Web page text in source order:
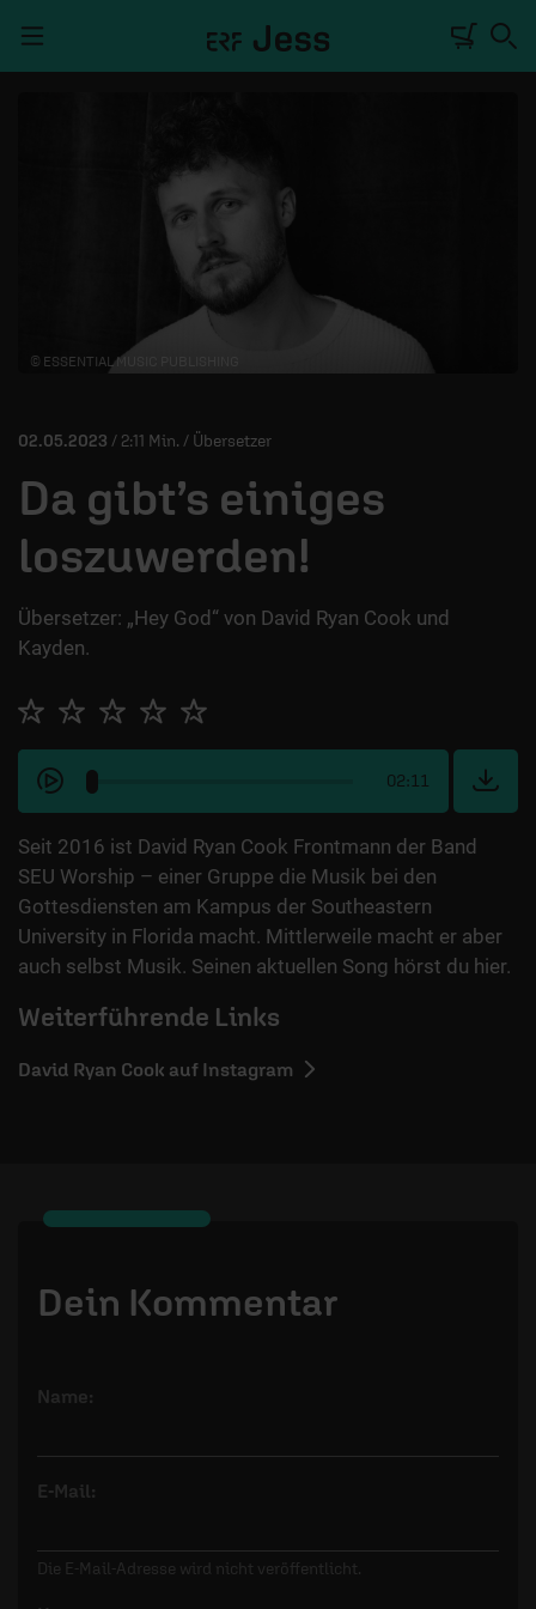
MITMACHEN
ÜBER UNS
© ESSENTIAL MUSIC PUBLISHING
02.05.2023 / 2:11 Min. / Übersetzer
Da gibt’s einiges
loszuwerden!
Übersetzer: „Hey God“ von David Ryan Cook und
Kayden.
02:11
Seit 2016 ist David Ryan Cook Frontmann der Band
SEU Worship – einer Gruppe die Musik bei den
Gottesdiensten am Kampus der Southeastern
University in Florida macht. Mittlerweile macht er aber
auch selbst Musik. Seinen aktuellen Song hörst du hier.
Weiterführende Links
David Ryan Cook auf Instagram
Dein Kommentar
Name:
E-Mail:
Die E-Mail-Adresse wird nicht veröffentlicht.